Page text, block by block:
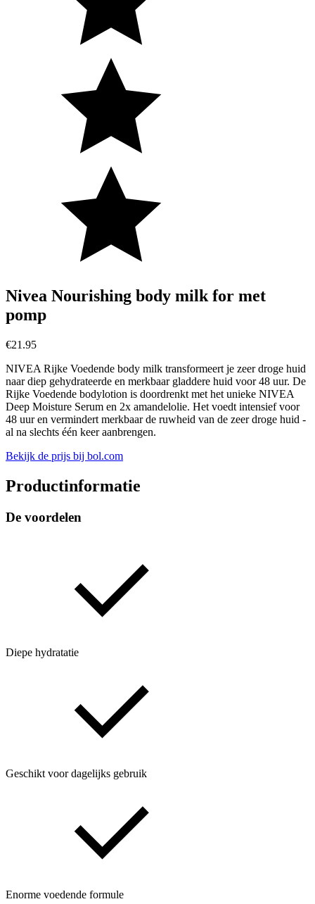
Nivea Nourishing body milk for met
pomp
€21.95
NIVEA Rijke Voedende body milk transformeert je zeer droge huid
naar diep gehydrateerde en merkbaar gladdere huid voor 48 uur. De
Rijke Voedende bodylotion is doordrenkt met het unieke NIVEA
Deep Moisture Serum en 2x amandelolie. Het voedt intensief voor
48 uur en vermindert merkbaar de ruwheid van de zeer droge huid -
al na slechts één keer aanbrengen.
Bekijk de prijs bij bol.com
Productinformatie
De voordelen
Diepe hydratatie
Geschikt voor dagelijks gebruik
Enorme voedende formule